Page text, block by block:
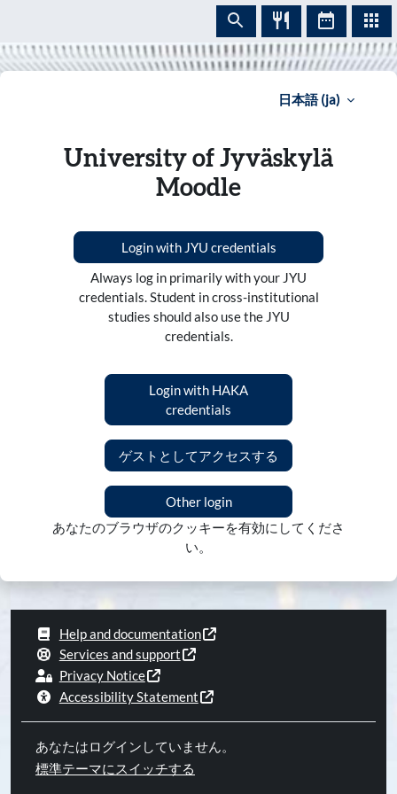
メインコンテンツへスキップする
日本語 ‎(ja)‎
University of Jyväskylä
Moodle
Login with JYU credentials
Always log in primarily with your JYU
credentials. Student in cross-institutional
studies should also use the JYU
credentials.
Login with HAKA
credentials
ゲストとしてアクセスする
Other login
あなたのブラウザのクッキーを有効にしてくださ
い。
Help and documentation
Services and support
Privacy Notice
Accessibility Statement
あなたはログインしていません。
標準テーマにスイッチする